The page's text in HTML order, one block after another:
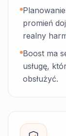
promień
realny
Boost ma
usługę,
obsłużyć.